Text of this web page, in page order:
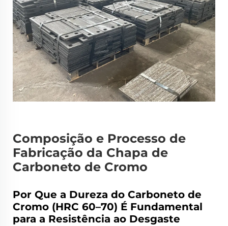
Composição e Processo de
Fabricação da Chapa de
Carboneto de Cromo
Por Que a Dureza do Carboneto de
Cromo (HRC 60–70) É Fundamental
para a Resistência ao Desgaste